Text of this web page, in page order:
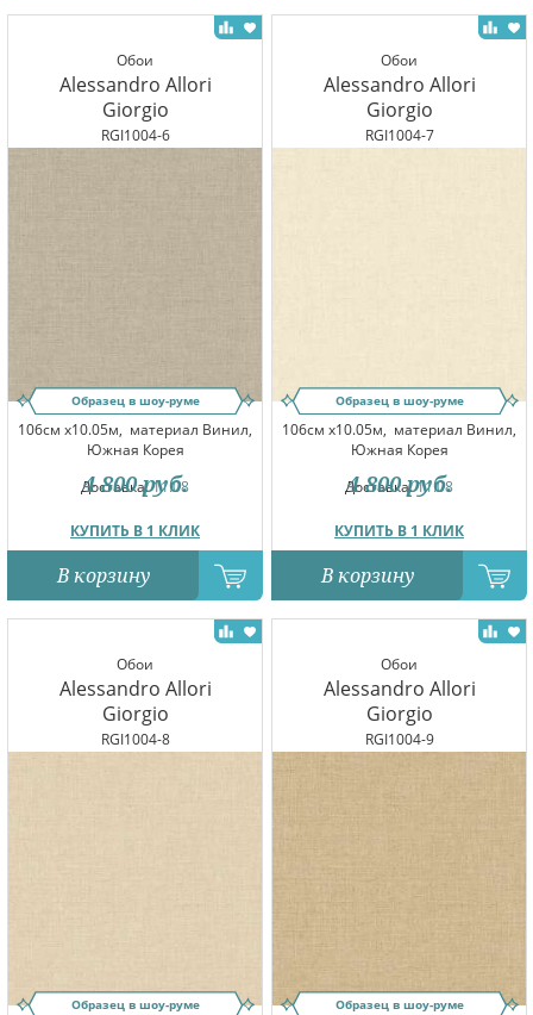
Обои
Alessandro Allori
Giorgio
RGI1004-6
Образец в шоу-руме
106см x10.05м, материал Винил,
Южная Корея
Доставка:11.08
КУПИТЬ В 1 КЛИК
4 800 руб.
В корзину
Обои
Alessandro Allori
Giorgio
RGI1004-7
Образец в шоу-руме
106см x10.05м, материал Винил,
Южная Корея
Доставка:11.08
КУПИТЬ В 1 КЛИК
4 800 руб.
В корзину
Обои
Alessandro Allori
Giorgio
RGI1004-8
Образец в шоу-руме
Обои
Alessandro Allori
Giorgio
RGI1004-9
Образец в шоу-руме